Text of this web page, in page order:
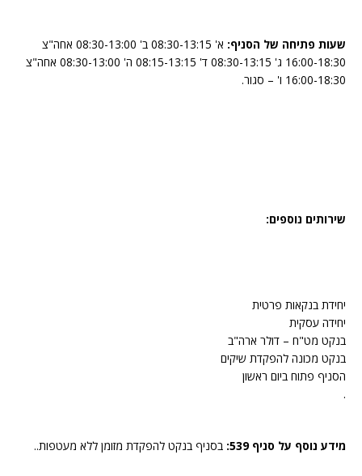
שעות פתיחה של הסניף:
א' 08:30-13:15 ב' 08:30-13:00 אחה"צ
16:00-18:30 ג' 08:30-13:15 ד' 08:15-13:15 ה' 08:30-13:00 אחה"צ
16:00-18:30 ו' – סגור.
שירותים נוספים:
יחידת בנקאות פרטית
יחידה עסקית
בנקט מט"ח – דולר ארה"ב
בנקט מכונה להפקדת שיקים
הסניף פתוח ביום ראשון
.
מידע נוסף על סניף 539: בסניף בנקט להפקדת מזומן ללא מעטפות..